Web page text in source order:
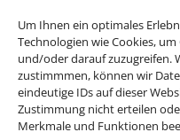
Um Ihnen ein optimales
Technologien wie Cookies,
und/oder darauf zuzugreifen.
zustimmmen, können wir
eindeutige IDs auf dieser
Zustimmung nicht erteilen
Merkmale und Funktionen
Flugtarife von